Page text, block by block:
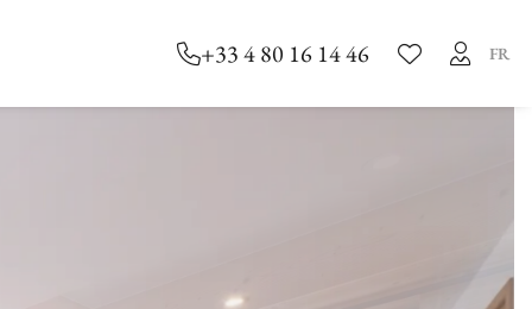
+33 4 80 16 14 46 FR